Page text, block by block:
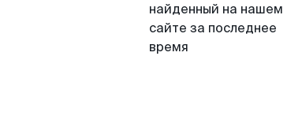
найденный на нашем
сайте за последнее
время